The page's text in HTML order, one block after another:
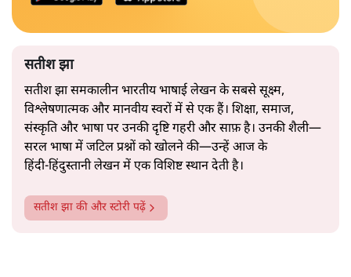
सतीश झा
सतीश झा समकालीन भारतीय भाषाई लेखन के सबसे सूक्ष्म,
विश्लेषणात्मक और मानवीय स्वरों में से एक हैं। शिक्षा, समाज,
संस्कृति और भाषा पर उनकी दृष्टि गहरी और साफ़ है। उनकी शैली—
सरल भाषा में जटिल प्रश्नों को खोलने की—उन्हें आज के
हिंदी‑हिंदुस्तानी लेखन में एक विशिष्ट स्थान देती है।
सतीश झा की और स्टोरी पढ़ें